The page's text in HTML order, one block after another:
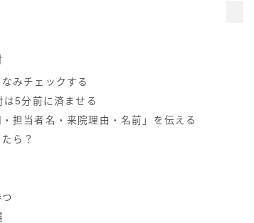
みチェックする
5分前に済ませる
担当者名・来院理由・名前」を伝える
ら？